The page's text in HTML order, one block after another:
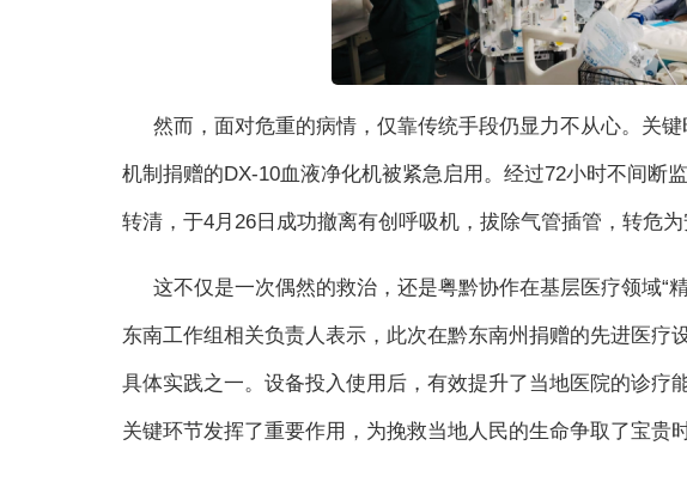
然而，面对危重的病情，仅靠传统手段仍显力不从心。关
机制捐赠的DX-10血液净化机被紧急启用。经过72小时不间断
转清，于4月26日成功撤离有创呼吸机，拔除气管插管，转危为
这不仅是一次偶然的救治，还是粤黔协作在基层医疗领域“
东南工作组相关负责人表示，此次在黔东南州捐赠的先进医疗
具体实践之一。设备投入使用后，有效提升了当地医院的诊疗
关键环节发挥了重要作用，为挽救当地人民的生命争取了宝贵时